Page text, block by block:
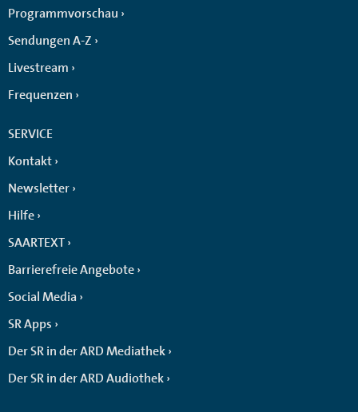
Programmvorschau
Sendungen A-Z
Livestream
Frequenzen
SERVICE
Kontakt
Newsletter
Hilfe
SAARTEXT
Barrierefreie Angebote
Social Media
SR Apps
Der SR in der ARD Mediathek
Der SR in der ARD Audiothek